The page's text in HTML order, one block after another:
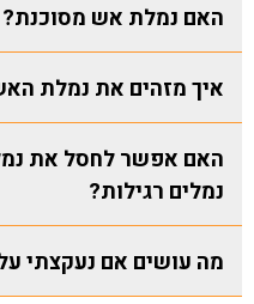
האם נמלת אש מסוכנת?
איך מזהים את נמלת
האם אפשר לחסל את
נמלים רגילות?
מה עושים אם נעקצתי